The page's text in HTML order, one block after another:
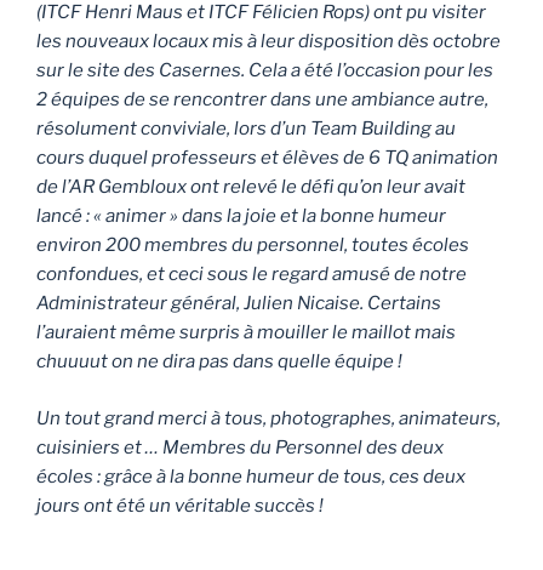
(ITCF Henri Maus et ITCF Félicien Rops) ont pu visiter
les nouveaux locaux mis à leur disposition dès octobre
sur le site des Casernes. Cela a été l’occasion pour les
2 équipes de se rencontrer dans une ambiance autre,
résolument conviviale, lors d’un Team Building au
cours duquel professeurs et élèves de 6 TQ animation
de l’AR Gembloux ont relevé le défi qu’on leur avait
lancé : « animer » dans la joie et la bonne humeur
environ 200 membres du personnel, toutes écoles
confondues, et ceci sous le regard amusé de notre
Administrateur général, Julien Nicaise. Certains
l’auraient même surpris à mouiller le maillot mais
chuuuut on ne dira pas dans quelle équipe !
Un tout grand merci à tous, photographes, animateurs,
cuisiniers et … Membres du Personnel des deux
écoles : grâce à la bonne humeur de tous, ces deux
jours ont été un véritable succès !